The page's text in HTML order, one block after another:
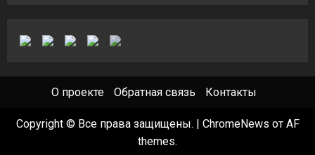
О проекте Обратная связь Контакты
Copyright © Все права защищены. ChromeNews от AF
themes.